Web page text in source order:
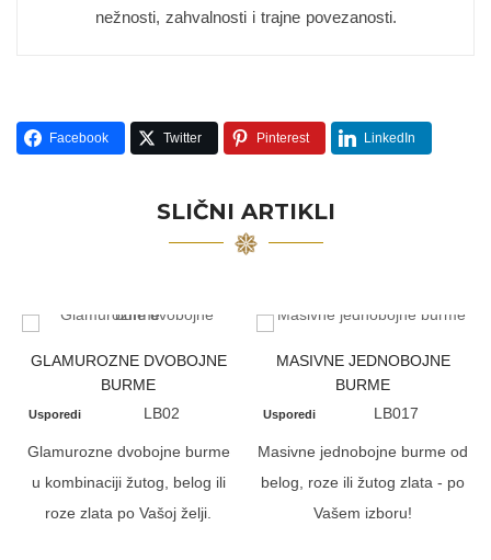
nežnosti, zahvalnosti i trajne povezanosti.
Facebook Twitter Pinterest LinkedIn
SLIČNI ARTIKLI
GLAMUROZNE DVOBOJNE
BURME
Usporedi LB02
Glamurozne dvobojne burme
u kombinaciji žutog, belog ili
roze zlata po Vašoj želji.
MASIVNE JEDNOBOJNE
BURME
Usporedi LB017
Masivne jednobojne burme od
belog, roze ili žutog zlata - po
Vašem izboru!